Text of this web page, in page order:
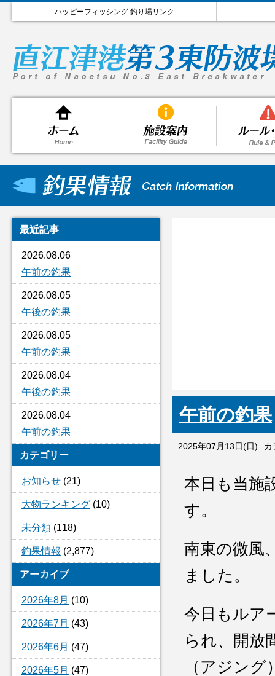
ハッピーフィッシング 釣り場リンク
最近記事
2026.08.06
午前の釣果
2026.08.05
午後の釣果
2026.08.05
午前の釣果
2026.08.04
午後の釣果
2026.08.04
午前の釣果
カテゴリー
お知らせ (21)
大物ランキング (10)
未分類 (118)
釣果情報 (2,877)
アーカイブ
2026年8月 (10)
2026年7月 (43)
2026年6月 (47)
2026年5月 (47)
午前の釣果
2025年07月13日(日) カ
本日も当施
す。
南東の微風
ました。
今日もルア
られ、開放
（アジン